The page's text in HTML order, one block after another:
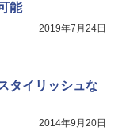
能
2019年7月24日
タイリッシュな
2014年9月20日